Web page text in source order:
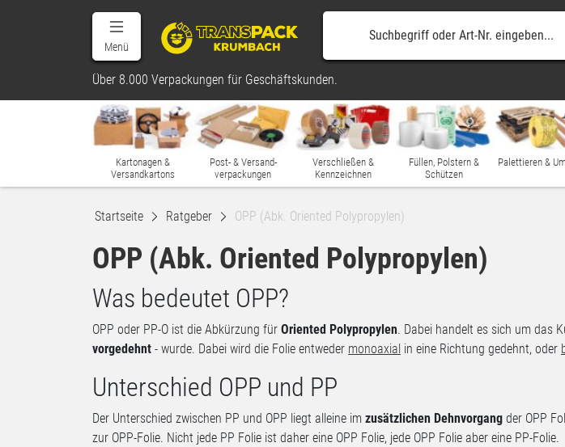
Menü
Über 8.000 Verpackungen für Geschäftskunden.
Kartonagen &
Versandkartons
Post- & Versand-
verpackungen
Verschließen &
Kennzeichnen
Füllen, Polstern &
Schützen
Palettieren &
Startseite Ratgeber OPP (Abk. Oriented Polypropylen)
OPP (Abk. Oriented Polypropylen)
Was bedeutet OPP?
OPP oder PP-O ist die Abkürzung für Oriented Polypropylen. Dabei handelt es sich um das
vorgedehnt - wurde. Dabei wird die Folie entweder monoaxial in eine Richtung gedehnt, oder
Unterschied OPP und PP
Der Unterschied zwischen PP und OPP liegt alleine im zusätzlichen Dehnvorgang der OPP
zur OPP-Folie. Nicht jede PP Folie ist daher eine OPP Folie, jede OPP Folie aber eine PP-Folie.